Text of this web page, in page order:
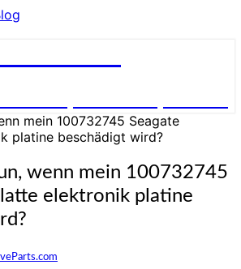
mein 100732745 Seagate
platine beschädigt wird?
wenn mein 100732745
elektronik platine